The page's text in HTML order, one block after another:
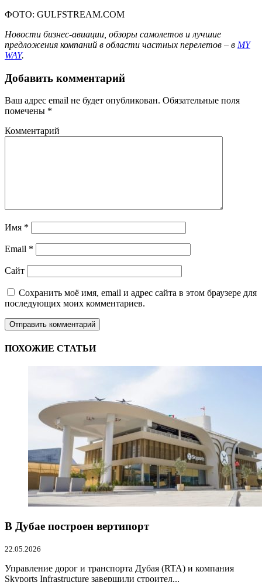
ФОТО: GULFSTREAM.COM
Новости бизнес-авиации, обзоры самолетов и лучшие
предложения компаний в области частных перелетов – в MY
WAY.
Добавить комментарий
Ваш адрес email не будет опубликован. Обязательные поля
помечены *
Комментарий
Имя *
Email *
Сайт
Сохранить моё имя, email и адрес сайта в этом браузере для
последующих моих комментариев.
ПОХОЖИЕ СТАТЬИ
В Дубае построен вертипорт
22.05.2026
Управление дорог и транспорта Дубая (RTA) и компания
Skyports Infrastructure завершили строител...